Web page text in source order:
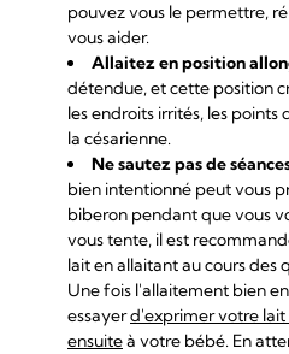
pouvez vous le permettre,
vous aider.
Allaitez en position
détendue, et cette position
les endroits irrités, les points
la césarienne.
Ne sautez pas de
bien intentionné peut vous
biberon pendant que vous
vous tente, il est
lait en allaitant au cours des
Une fois l'allaitement bien
essayerd'exprimer votre
ensuiteà votre bébé. En